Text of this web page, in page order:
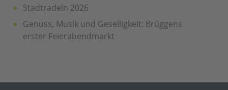
Stadtradeln 2026
Genuss, Musik und Geselligkeit: Brüggens
erster Feierabendmarkt